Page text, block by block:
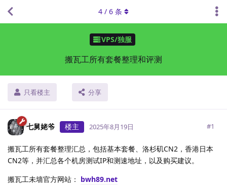
VPS/独服
搬瓦工所有套餐整理和评测
只看楼主 分享
4 / 6 条
七舅姥爷 楼主 2025年8月19日 #1
搬瓦工所有套餐整理汇总，包括基本套餐、洛杉矶CN2，香港日本
CN2等，并汇总各个机房测试IP和测速地址，以及购买建议。
搬瓦工未墙官方网站： bwh89.net